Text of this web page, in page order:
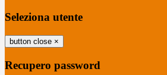
Seleziona utente
button close ×
Recupero password